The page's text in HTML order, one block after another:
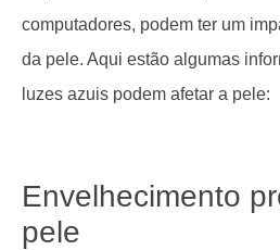
computadores, podem ter um
da pele. Aqui estão algumas
luzes azuis podem afetar a pele:
Envelhecimento
pele